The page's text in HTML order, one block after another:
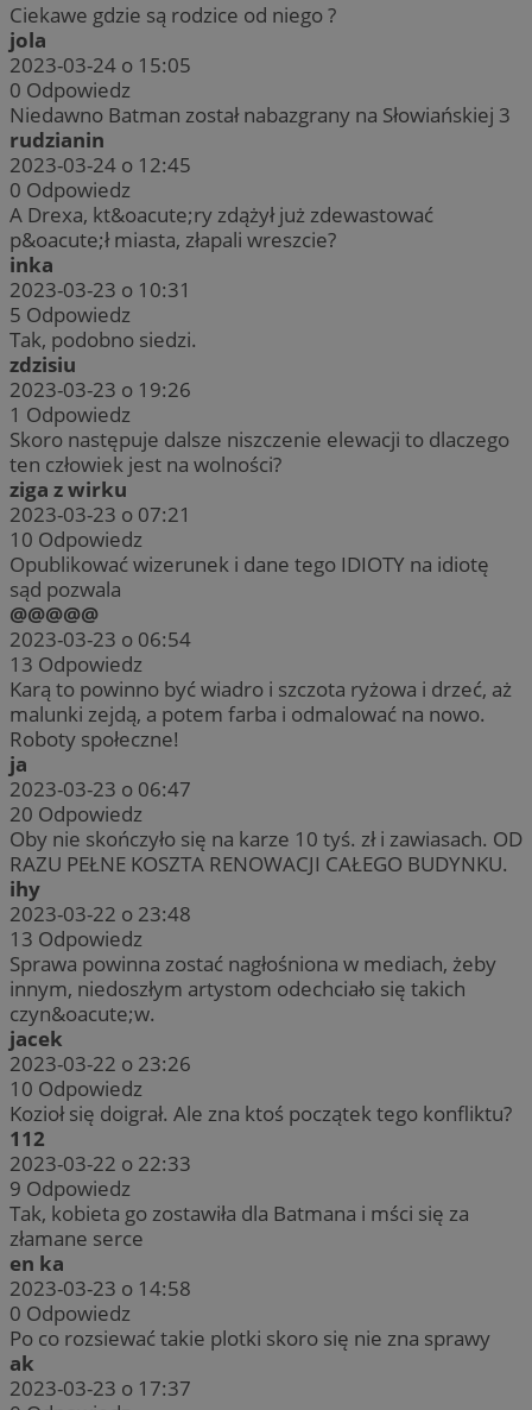
Ciekawe gdzie są rodzice od niego ?
jola
2023-03-24 o 15:05
0 Odpowiedz
Niedawno Batman został nabazgrany na Słowiańskiej 3
rudzianin
2023-03-24 o 12:45
0 Odpowiedz
A Drexa, kt&oacute;ry zdążył już zdewastować
p&oacute;ł miasta, złapali wreszcie?
inka
2023-03-23 o 10:31
5 Odpowiedz
Tak, podobno siedzi.
zdzisiu
2023-03-23 o 19:26
1 Odpowiedz
Skoro następuje dalsze niszczenie elewacji to dlaczego
ten człowiek jest na wolności?
ziga z wirku
2023-03-23 o 07:21
10 Odpowiedz
Opublikować wizerunek i dane tego IDIOTY na idiotę
sąd pozwala
@@@@@
2023-03-23 o 06:54
13 Odpowiedz
Karą to powinno być wiadro i szczota ryżowa i drzeć, aż
malunki zejdą, a potem farba i odmalować na nowo.
Roboty społeczne!
ja
2023-03-23 o 06:47
20 Odpowiedz
Oby nie skończyło się na karze 10 tyś. zł i zawiasach. OD
RAZU PEŁNE KOSZTA RENOWACJI CAŁEGO BUDYNKU.
ihy
2023-03-22 o 23:48
13 Odpowiedz
Sprawa powinna zostać nagłośniona w mediach, żeby
innym, niedoszłym artystom odechciało się takich
czyn&oacute;w.
jacek
2023-03-22 o 23:26
10 Odpowiedz
Kozioł się doigrał. Ale zna ktoś początek tego konfliktu?
112
2023-03-22 o 22:33
9 Odpowiedz
Tak, kobieta go zostawiła dla Batmana i mści się za
złamane serce
en ka
2023-03-23 o 14:58
0 Odpowiedz
Po co rozsiewać takie plotki skoro się nie zna sprawy
ak
2023-03-23 o 17:37